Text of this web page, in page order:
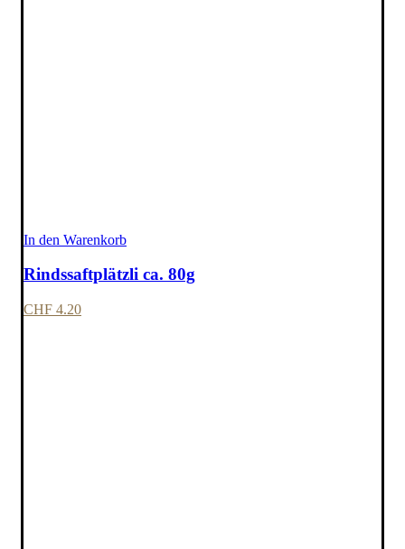
In den Warenkorb
Rindssaftplätzli ca. 80g
CHF 4.20